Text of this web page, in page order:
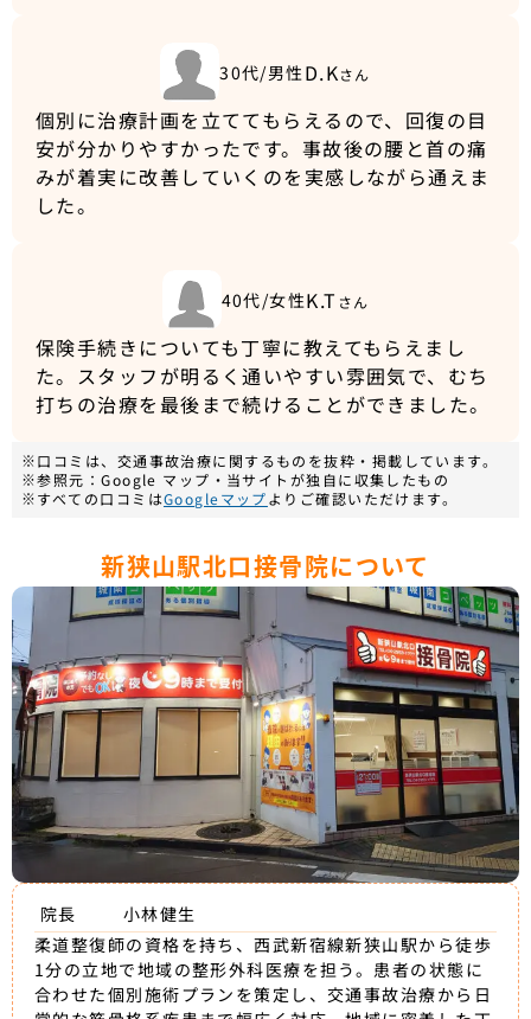
30代/男性 D.Kさん
個別に治療計画を立ててもらえるので、回復の目
安が分かりやすかったです。事故後の腰と首の痛
みが着実に改善していくのを実感しながら通えま
した。
40代/女性K.T さん
保険手続きについても丁寧に教えてもらえまし
た。スタッフが明るく通いやすい雰囲気で、むち
打ちの治療を最後まで続けることができました。
※口コミは、交通事故治療に関するものを抜粋・掲載しています。
※参照元：Google マップ・当サイトが独自に収集したもの
※すべての口コミはGoogleマップよりご確認いただけます。
新狭山駅北口接骨院について
院長
小林健生
柔道整復師の資格を持ち、西武新宿線新狭山駅から徒歩
1分の立地で地域の整形外科医療を担う。患者の状態に
合わせた個別施術プランを策定し、交通事故治療から日